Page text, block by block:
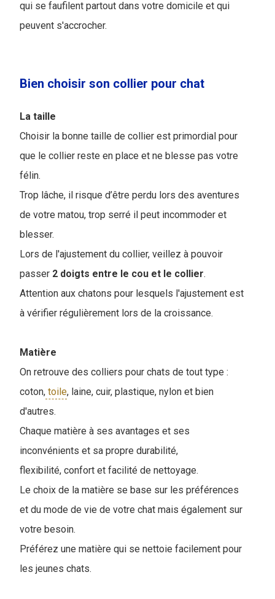
qui se faufilent partout dans votre domicile et qui
peuvent s'accrocher.
Bien choisir son collier pour chat
La taille
Choisir la bonne taille de collier est primordial pour
que le collier reste en place et ne blesse pas votre
félin.
Trop lâche, il risque d’être perdu lors des aventures
de votre matou, trop serré il peut incommoder et
blesser.
Lors de l'ajustement du collier, veillez à pouvoir
passer 2 doigts entre le cou et le collier.
Attention aux chatons pour lesquels l'ajustement est
à vérifier régulièrement lors de la croissance.
Matière
On retrouve des colliers pour chats de tout type :
coton, toile, laine, cuir, plastique, nylon et bien
d'autres.
Chaque matière à ses avantages et ses
inconvénients et sa propre durabilité,
flexibilité, confort et facilité de nettoyage.
Le choix de la matière se base sur les préférences
et du mode de vie de votre chat mais également sur
votre besoin.
Préférez une matière qui se nettoie facilement pour
les jeunes chats.